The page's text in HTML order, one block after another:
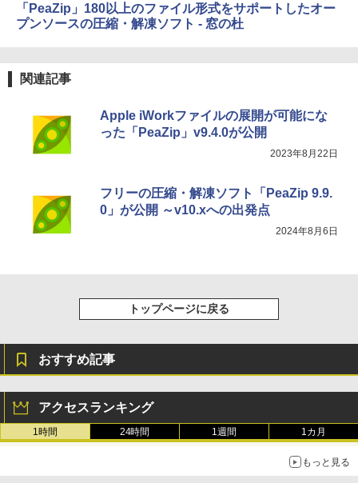
Windows版 | Minecraft (マインクラフ
ト): Java & Bedrock Edition | オンライ
ードウェア・市販ソフトウェアのパーフ
ェクトリストと最新エミュレータ紹介
￥31,980
整、色調調節ライト、プレミアムペン付
き、グラファイト
「PeaZip」180以上のファイル形式をサポートしたオー
プンソースの圧縮・解凍ソフト - 窓の杜
関連記事
Apple iWorkファイルの展開が可能にな
った「PeaZip」v9.4.0が公開
2023年8月22日
フリーの圧縮・解凍ソフト「PeaZip 9.9.
0」が公開 ～v10.xへの出発点
2024年8月6日
トップページに戻る
おすすめ記事
アクセスランキング
1時間 24時間 1週間 1カ月
もっと見る